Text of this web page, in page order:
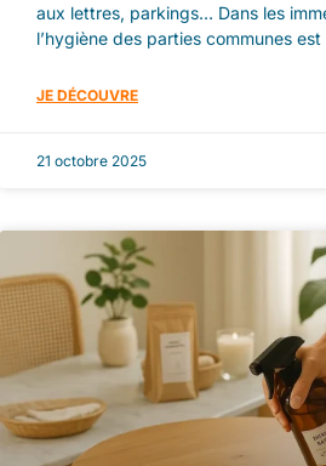
aux lettres, parkings… Dans les
l’hygiène des parties communes est
JE DÉCOUVRE
21 octobre 2025